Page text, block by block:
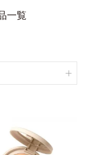
一覧